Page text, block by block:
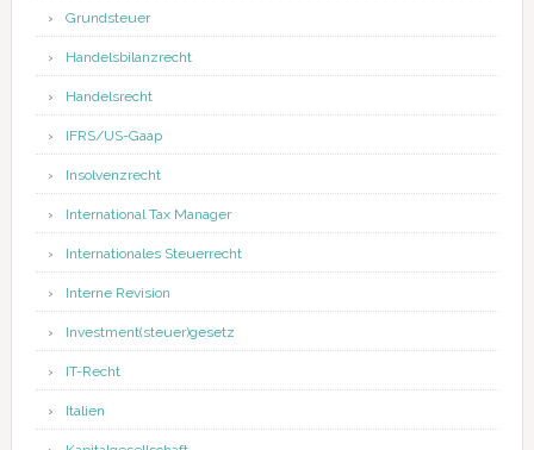
Grundsteuer
Handelsbilanzrecht
Handelsrecht
IFRS/US-Gaap
Insolvenzrecht
International Tax Manager
Internationales Steuerrecht
Interne Revision
Investment(steuer)gesetz
IT-Recht
Italien